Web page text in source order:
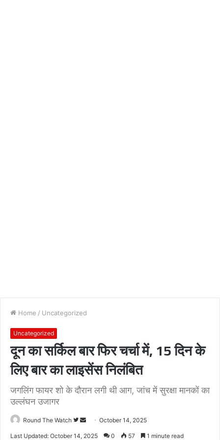
Home / Uncategorized
Uncategorized
दून का सर्किल बार फिर चर्चा में, 15 दिन के
लिए बार का लाइसेंस निलंबित
जगलिंग फायर शो के दौरान लगी थी आग, जांच में सुरक्षा मानकों का
उल्लंघन उजागर
Round The Watch
Follow
SendOctober 14, 2025
Last Updated: October 14, 2025 0 57 1 minute read